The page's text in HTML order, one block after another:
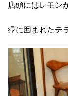
店頭にはレモン
緑に囲まれたテ